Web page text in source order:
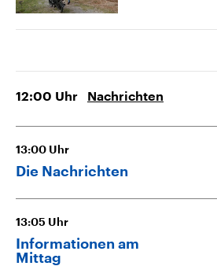
12:00 Uhr Nachrichten
13:00 Uhr
Die Nachrichten
13:05 Uhr
Informationen am
Mittag